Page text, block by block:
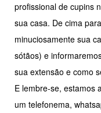
profissional de cupins
sua casa. De cima
minuciosamente sua
sótãos) e
sua extensão e como
E lembre-se, estamos
um telefonema,